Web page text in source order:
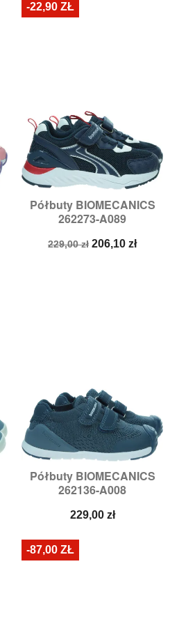
Półbuty BIOMECANICS
262273-A089
Cena
229,00 zł Cena
206,10 zł
-22,90 ZŁ
Półbuty BIOMECANICS
262136-A008
Cena
229,00 zł
-87,00 ZŁ